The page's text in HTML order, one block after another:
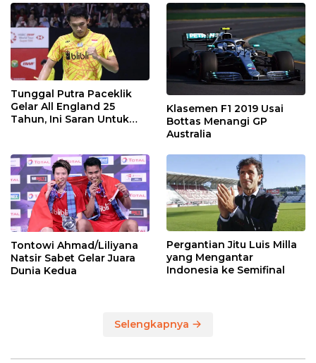
Tunggal Putra Paceklik
Gelar All England 25
Tahun, Ini Saran Untuk
Klasemen F1 2019 Usai
Bottas Menangi GP
Australia
Tontowi Ahmad/Liliyana
Natsir Sabet Gelar Juara
Dunia Kedua
Pergantian Jitu Luis Milla
yang Mengantar
Indonesia ke Semifinal
Selengkapnya